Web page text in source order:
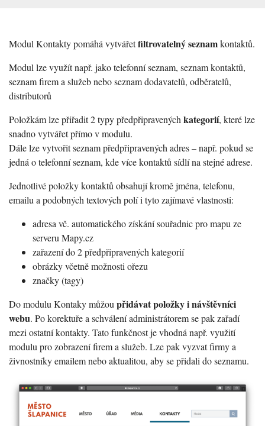
Modul Kontakty pomáhá vytvářetfiltrovatelný seznamkontaktů.
Modul lze využít např. jako telefonní seznam, seznam kontaktů,
seznam firem a služeb nebo seznam dodavatelů, odběratelů,
distributorů
Položkám lze přiřadit 2 typy předpřipravených kategorií, které lze
snadno vytvářet přímo v modulu.
Dále lze vytvořit seznam předpřipravených adres – např. pokud se
jedná o telefonní seznam, kde více kontaktů sídlí na stejné adrese.
Jednotlivé položky kontaktů obsahují kromě jména, telefonu,
emailu a podobných textových polí i tyto zajímavé vlastnosti:
adresa vč. automatického získání souřadnic pro mapu ze
serveru Mapy.cz
zařazení do 2 předpřipravených kategorií
obrázky včetně možnosti ořezu
značky (tagy)
Do modulu Kontaky můžou přidávat položky i návštěvníci
webu. Po korektuře a schválení administrátorem se pak zařadí
mezi ostatní kontakty. Tato funkčnost je vhodná např. využití
modulu pro zobrazení firem a služeb. Lze pak vyzvat firmy a
živnostníky emailem nebo aktualitou, aby se přidali do seznamu.